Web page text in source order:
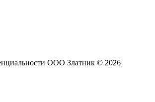
ООО Златник © 2026